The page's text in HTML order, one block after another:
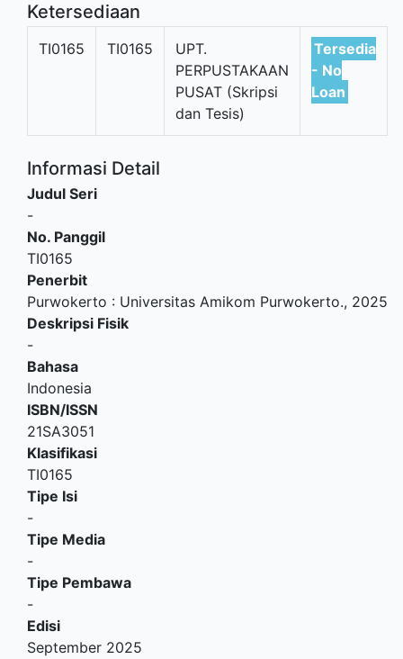
Ketersediaan
TI0165 TI0165
UPT.
PERPUSTAKAAN
PUSAT (Skripsi
dan Tesis)
Tersedia
- No
Loan
Informasi Detail
Judul Seri
-
No. Panggil
TI0165
Penerbit
Purwokerto : Universitas Amikom Purwokerto., 2025
Deskripsi Fisik
-
Bahasa
Indonesia
ISBN/ISSN
21SA3051
Klasifikasi
TI0165
Tipe Isi
-
Tipe Media
-
Tipe Pembawa
-
Edisi
September 2025